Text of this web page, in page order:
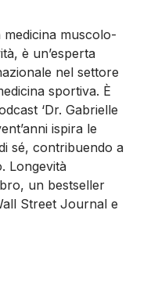
medicina muscolo-
è un’esperta
nel settore
sportiva. È
‘Dr. Gabrielle
ispira le
sé, contribuendo a
Longevità
un bestseller
Street Journal e